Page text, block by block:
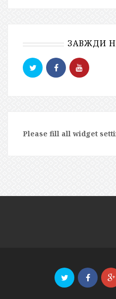
ЗАВЖДИ
Please fill all widget